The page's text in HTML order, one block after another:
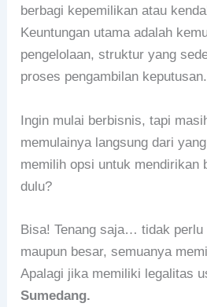
berbagi kepemilikan atau
Keuntungan utama adalah
pengelolaan, struktur yang
proses pengambilan keputusan.
Ingin mulai berbisnis, tapi
memulainya langsung dari
memilih opsi untuk mendirikan
dulu?
Bisa! Tenang saja… tidak
maupun besar, semuanya
Apalagi jika memiliki legalitas
Sumedang.